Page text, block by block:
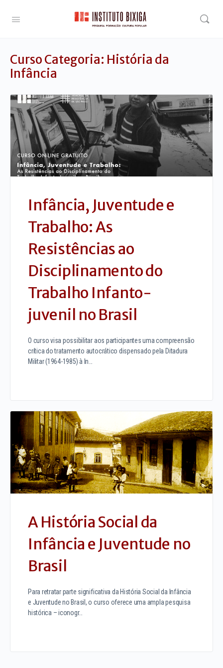
Curso Categoria: História da
Infância
Infância, Juventude e
Trabalho: As
Resistências ao
Disciplinamento do
Trabalho Infanto-
juvenil no Brasil
O curso visa possibilitar aos participantes uma compreensão
crítica do tratamento autocrático dispensado pela Ditadura
Militar (1964-1985) à In…
A História Social da
Infância e Juventude no
Brasil
Para retratar parte significativa da História Social da Infância
e Juventude no Brasil, o curso oferece uma ampla pesquisa
histórica – iconogr…